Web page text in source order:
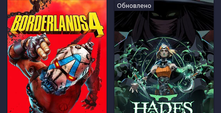
Обновлено